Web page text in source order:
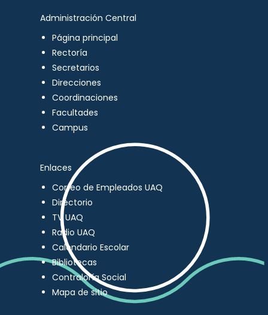
Administración Central
Página principal
Rectoría
Secretarios
Direcciones
Coordinaciones
Facultades
Campus
Enlaces
Correo de Empleados UAQ
Directorio
TV UAQ
Radio UAQ
Calendario Escolar
Bibliotecas
Contraloría Social
Mapa de sitio